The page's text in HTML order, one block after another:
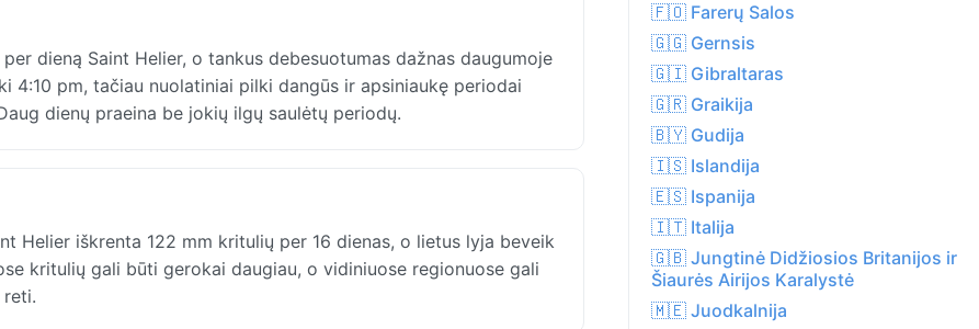
dieną Saint Helier, o tankus debesuotumas dažnas daugumoje
4:10 pm, tačiau nuolatiniai pilki dangūs ir apsiniaukę periodai
dienų praeina be jokių ilgų saulėtų periodų.
Helier iškrenta 122 mm kritulių per 16 dienas, o lietus lyja beveik
kritulių gali būti gerokai daugiau, o vidiniuose regionuose gali
🇫🇴 Farerų Salos
🇬🇬 Gernsis
🇬🇮 Gibraltaras
🇬🇷 Graikija
🇧🇾 Gudija
🇮🇸 Islandija
🇪🇸 Ispanija
🇮🇹 Italija
🇬🇧 Jungtinė Didžiosios Britanijos ir
Šiaurės Airijos Karalystė
🇲🇪 Juodkalnija